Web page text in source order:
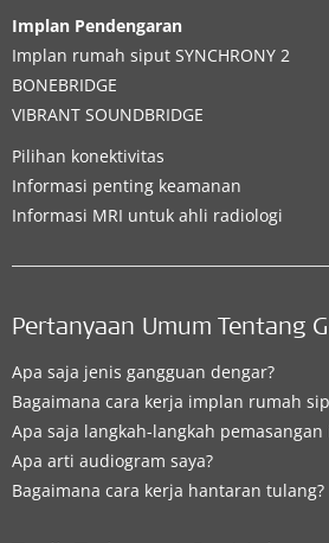
Implan Pendengaran
Implan rumah siput SYNCHRONY 2
BONEBRIDGE
VIBRANT SOUNDBRIDGE
Pilihan konektivitas
Informasi penting keamanan
Informasi MRI untuk ahli radiologi
Pertanyaan Umum Tentang
Apa saja jenis gangguan dengar?
Bagaimana cara kerja implan rumah
Apa saja langkah-langkah
Apa arti audiogram saya?
Bagaimana cara kerja hantaran tulang?